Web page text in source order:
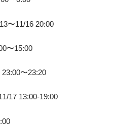
〜11/16 20:00
〜15:00
〜23:20
17 13:00-19:00